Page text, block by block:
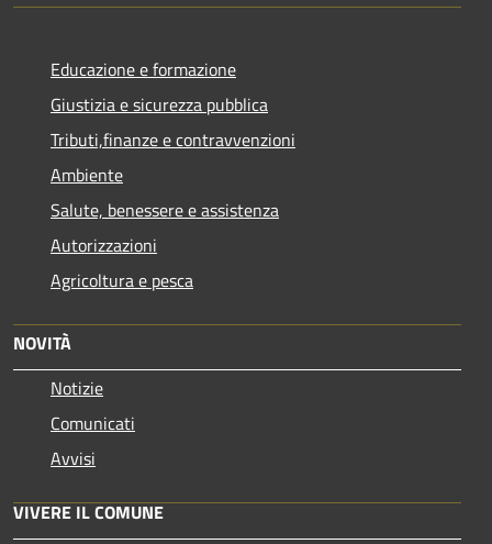
Educazione e formazione
Giustizia e sicurezza pubblica
Tributi,finanze e contravvenzioni
Ambiente
Salute, benessere e assistenza
Autorizzazioni
Agricoltura e pesca
NOVITÀ
Notizie
Comunicati
Avvisi
VIVERE IL COMUNE